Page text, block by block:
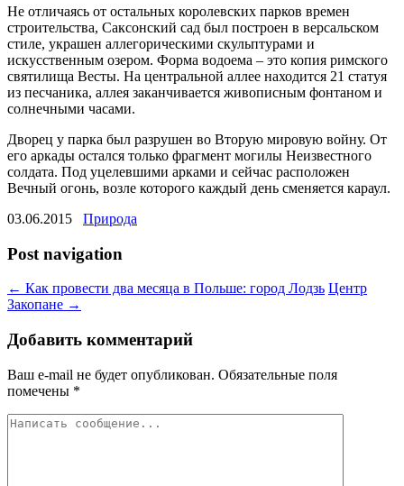
Не отличаясь от остальных королевских парков времен
строительства, Саксонский сад был построен в версальском
стиле, украшен аллегорическими скульптурами и
искусственным озером. Форма водоема – это копия римского
святилища Весты. На центральной аллее находится 21 статуя
из песчаника, аллея заканчивается живописным фонтаном и
солнечными часами.
Дворец у парка был разрушен во Вторую мировую войну. От
его аркады остался только фрагмент могилы Неизвестного
солдата. Под уцелевшими арками и сейчас расположен
Вечный огонь, возле которого каждый день сменяется караул.
03.06.2015 Природа
Post navigation
← Как провести два месяца в Польше: город Лодзь Центр
Закопане →
Добавить комментарий
Ваш e-mail не будет опубликован. Обязательные поля
помечены *